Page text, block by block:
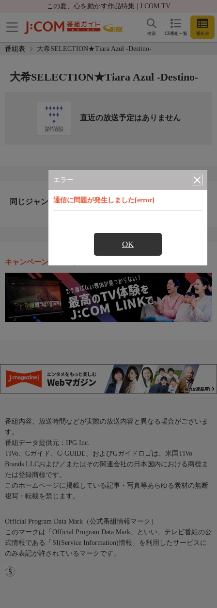
この夏、心を動かす作品特集 | J:COM TV
CS番組一覧 番組表
検索
番組表 大希SELECTION★Tiara Azul -Destino-
エラー
通信に問題が発生しました[error]
OK
大希SELECTION★Tiara Azul -Destino-
直近の放送予定はありません
同じジャンルのおすすめ番組
キャンペーン・お得な情報
番組内容、放送時間などが実際の放送内容と異なる場合がございま
す。
番組データ提供元：IPG Inc.
TiVo、Gガイド、G-GUIDE、およびGガイドロゴは、米国TiVo
Brands LLCおよび／またはその関連会社の日本国内における商標ま
たは登録商標です。
このホームページに掲載している記事・写真等あらゆる素材の無断
複写・転載を禁じます。
Official Program Data Mark（公式番組情報マーク）
このマークは「Official Program Data Mark」といい、テレビ番組の公
式情報である「SI(Service Information)情報」を利用したサービスに
のみ表記が許されているマークです。